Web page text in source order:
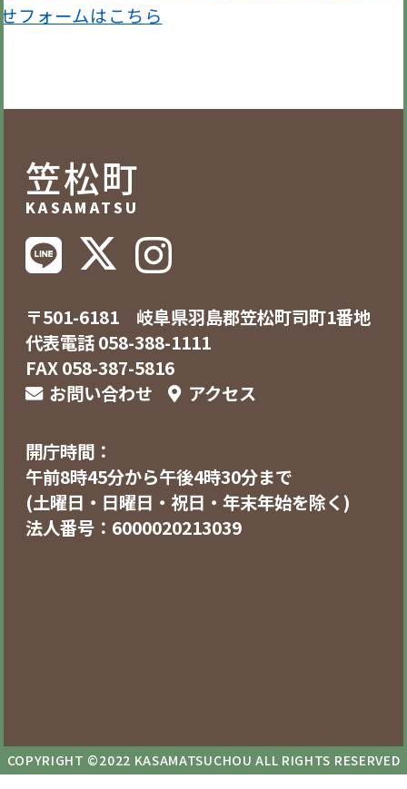
せフォームはこちら
笠松町
KASAMATSU
〒501-6181 岐阜県羽島郡笠松町司町1番地
代表電話 058-388-1111
FAX 058-387-5816
お問い合わせ
アクセス
開庁時間：
午前8時45分から午後4時30分まで
(土曜日・日曜日・祝日・年末年始を除く)
法人番号：6000020213039
COPYRIGHT ©2022 KASAMATSUCHOU ALL RIGHTS RESERVED